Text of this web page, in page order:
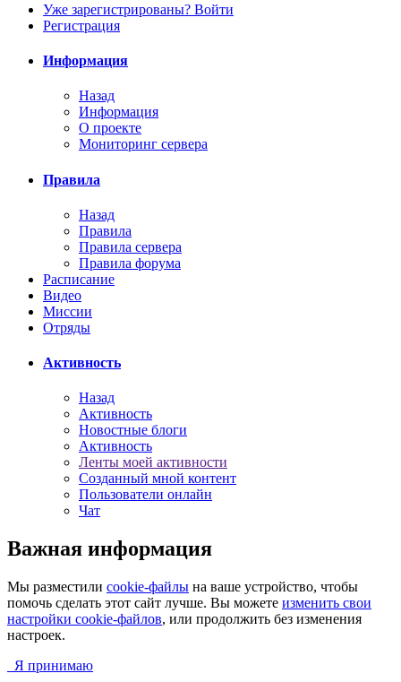
Уже зарегистрированы? Войти
Регистрация
Информация
Назад
Информация
О проекте
Мониторинг сервера
Правила
Назад
Правила
Правила сервера
Правила форума
Расписание
Видео
Миссии
Отряды
Активность
Назад
Активность
Новостные блоги
Активность
Ленты моей активности
Созданный мной контент
Пользователи онлайн
Чат
Важная информация
Мы разместили cookie-файлы на ваше устройство, чтобы
помочь сделать этот сайт лучше. Вы можете изменить свои
настройки cookie-файлов, или продолжить без изменения
настроек.
Я принимаю